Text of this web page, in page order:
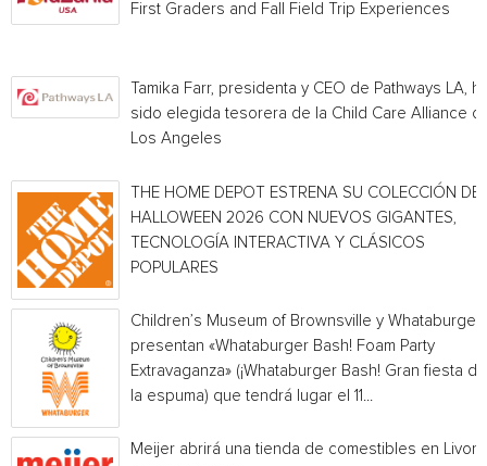
First Graders and Fall Field Trip Experiences
Tamika Farr, presidenta y CEO de Pathways LA,
sido elegida tesorera de la Child Care Alliance of
Los Angeles
THE HOME DEPOT ESTRENA SU COLECCIÓN DE
HALLOWEEN 2026 CON NUEVOS GIGANTES,
TECNOLOGÍA INTERACTIVA Y CLÁSICOS
POPULARES
Children’s Museum of Brownsville y Whataburger
presentan «Whataburger Bash! Foam Party
Extravaganza» (¡Whataburger Bash! Gran fiesta de
la espuma) que tendrá lugar el 11...
Meijer abrirá una tienda de comestibles en